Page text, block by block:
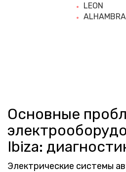
LEON
ALHAMBRA
Основные
Ibiza:
Электрические системы